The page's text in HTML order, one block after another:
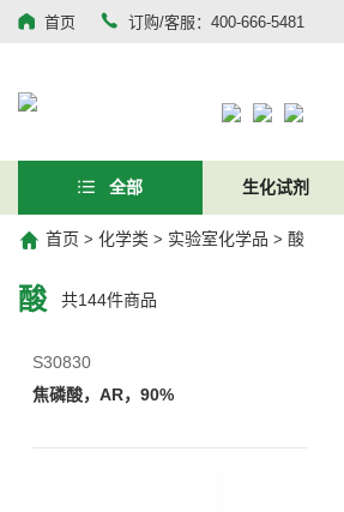
首页 订购/客服：400-666-5481
全部 生化试剂
首页 > 化学类 > 实验室化学品 > 酸
酸 共144件商品
S30830
焦磷酸，AR，90%